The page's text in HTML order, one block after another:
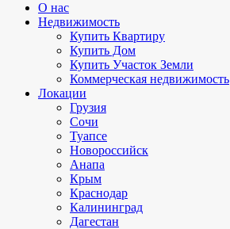
О нас
Недвижимость
Купить Квартиру
Купить Дом
Купить Участок Земли
Коммерческая недвижимость
Локации
Грузия
Сочи
Туапсе
Новороссийск
Анапа
Крым
Краснодар
Калининград
Дагестан